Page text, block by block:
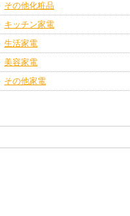
その他化粧品
キッチン家電
生活家電
美容家電
その他家電